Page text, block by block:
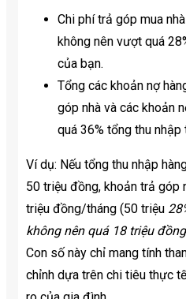
Chi phí trả góp mua
không nên vượt quá
của bạn.
Tổng các khoản nợ
góp nhà và các khoản
quá 36% tổng thu nhập
Ví dụ: Nếu tổng thu nhập
50 triệu đồng, khoản trả
triệu đồng/tháng (50 triệu
không nên quá 18 triệu
Con số này chỉ mang tính
chỉnh dựa trên chi tiêu thực